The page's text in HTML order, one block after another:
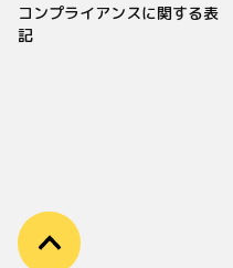
コンプライアンスに関する表
記